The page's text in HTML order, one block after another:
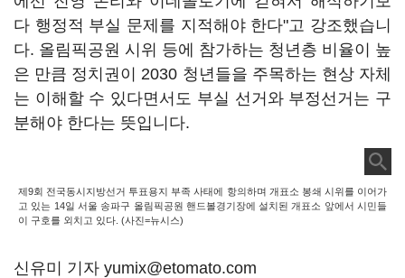
다 행정적 부실 문제를 지적해야 한다"고 강조했습니
다. 올림픽공원 시위 등에 참가하는 청년층 비율이 높
은 만큼 정치권이 2030 청년들을 주목하는 현상 자체
는 이해할 수 있다면서도 부실 선거와 부정선거는 구
분해야 한다는 뜻입니다.
제9회 전국동시지방선거 투표용지 부족 사태에 항의하며 개표소 봉쇄 시위를 이어가
고 있는 14일 서울 송파구 올림픽공원 핸드볼경기장에 설치된 개표소 앞에서 시민들
이 구호를 외치고 있다. (사진=뉴시스)
신유미 기자 yumix@etomato.com